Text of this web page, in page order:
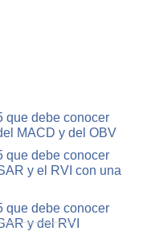
que debe conocer
MACD y del OBV
que debe conocer
y el RVI con una
que debe conocer
y del RVI